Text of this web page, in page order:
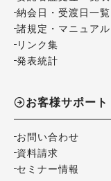
納会日・受渡日一覧
諸規定・マニュアル
リンク集
発表統計
お客様サポート
お問い合わせ
資料請求
セミナー情報